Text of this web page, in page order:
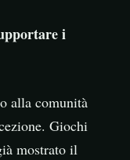
i
alla comunità
Giochi
mostrato il